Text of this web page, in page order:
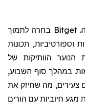
האירוע תוכנן אך ורק סביב ערך הקהילה. Bitget בחרה לתמוך
תכונות
הנוער הוותיקות של
במהלך סוף השבוע,
צעירים, מה שחיזק את
מגע חיוביות עם הורים